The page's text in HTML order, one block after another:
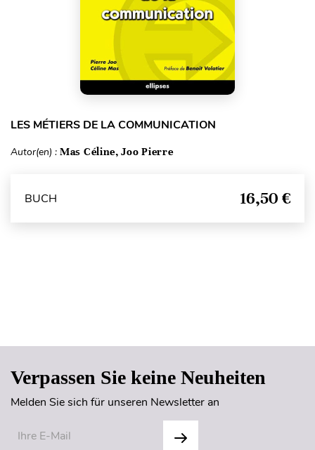
LES MÉTIERS DE LA COMMUNICATION
Autor(en) : Mas Céline, Joo Pierre
BUCH 16,50 €
Verpassen Sie keine Neuheiten
Melden Sie sich für unseren Newsletter an